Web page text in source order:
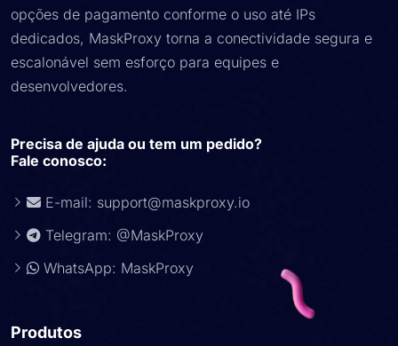
opções de pagamento conforme o uso até IPs
dedicados, MaskProxy torna a conectividade segura e
escalonável sem esforço para equipes e
desenvolvedores.
Precisa de ajuda ou tem um pedido?
Fale conosco:
E-mail: support@maskproxy.io
Telegram: @MaskProxy
WhatsApp: MaskProxy
Produtos